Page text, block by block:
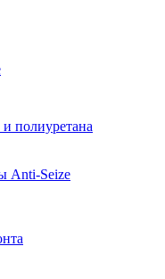
полиуретана
Anti-Seize